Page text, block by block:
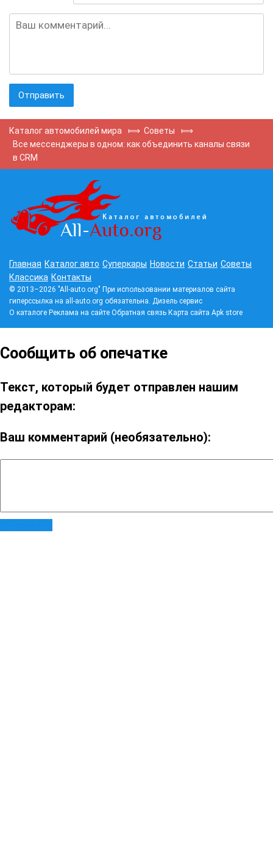
Каталог автомобилей мира ⟾ Советы
⟾
Все мессенджеры в одном: как объединить каналы связи
в CRM
Главная Каталог авто Суперкары Новости Статьи Советы
Классика Контакты
© 2013–2026 "All-auto.org" При использовании материалов сайта
гиперссылка на all-auto.org обязательна. Дизель сервис
О каталоге Реклама на сайте Обратная связь Карта сайта Apk store
Сообщить об опечатке
Текст, который будет отправлен нашим
редакторам:
Ваш комментарий (необязательно):